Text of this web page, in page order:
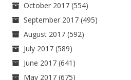
October 2017 (554)
September 2017 (495)
August 2017 (592)
July 2017 (589)
June 2017 (641)
May 2017 (675)